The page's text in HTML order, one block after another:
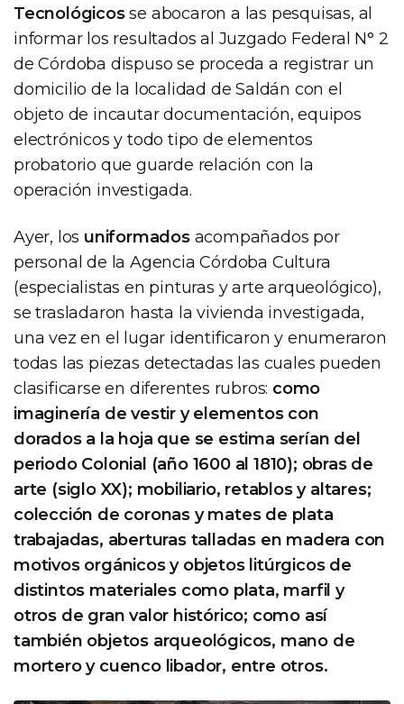
Tecnológicosse abocaron a las pesquisas, al
informar los resultados al Juzgado Federal N° 2
de Córdoba dispuso se proceda a registrar un
domicilio de la localidad de Saldán con el
objeto de incautar documentación, equipos
electrónicos y todo tipo de elementos
probatorio que guarde relación con la
operación investigada.
Ayer, los uniformadosacompañados por
personal de la Agencia Córdoba Cultura
(especialistas en pinturas y arte arqueológico),
se trasladaron hasta la vivienda investigada,
una vez en el lugar identificaron y enumeraron
todas las piezas detectadas las cuales pueden
clasificarse en diferentes rubros: como
imaginería de vestir y elementos con
dorados a la hoja que se estima serían del
periodo Colonial (año 1600 al 1810); obras de
arte (siglo XX); mobiliario, retablos y altares;
colección de coronas y mates de plata
trabajadas, aberturas talladas en madera con
motivos orgánicos y objetos litúrgicos de
distintos materiales como plata, marfil y
otros de gran valor histórico; como así
también objetos arqueológicos, mano de
mortero y cuenco libador, entre otros.